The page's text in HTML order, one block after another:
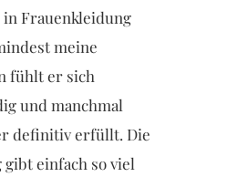
in Frauenkleidung
meine
fühlt er sich
und manchmal
definitiv erfüllt. Die
einfach so viel